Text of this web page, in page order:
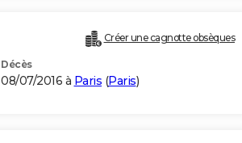
Créer une cagnotte obsèques
Décès
08/07/2016 à Paris (Paris)